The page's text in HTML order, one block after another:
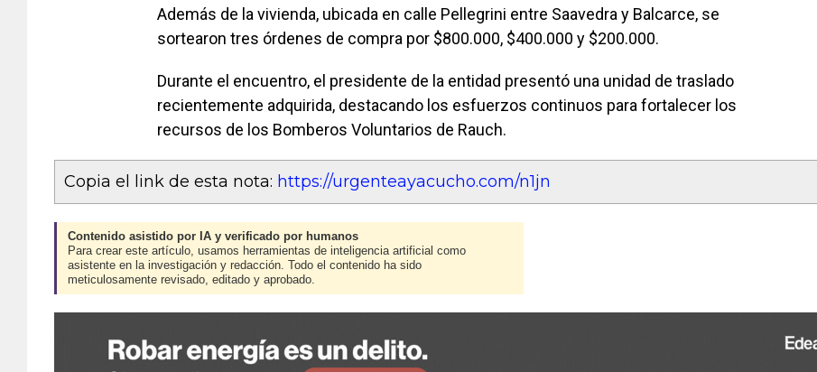
Además de la vivienda, ubicada en calle Pellegrini entre Saavedra y Balcarce, se
sortearon tres órdenes de compra por $800.000, $400.000 y $200.000.
Durante el encuentro, el presidente de la entidad presentó una unidad de traslado
recientemente adquirida, destacando los esfuerzos continuos para fortalecer los
recursos de los Bomberos Voluntarios de Rauch.
Copia el link de esta nota: https://urgenteayacucho.com/n1jn
Contenido asistido por IA y verificado por humanos
Para crear este artículo, usamos herramientas de inteligencia artificial como
asistente en la investigación y redacción. Todo el contenido ha sido
meticulosamente revisado, editado y aprobado.